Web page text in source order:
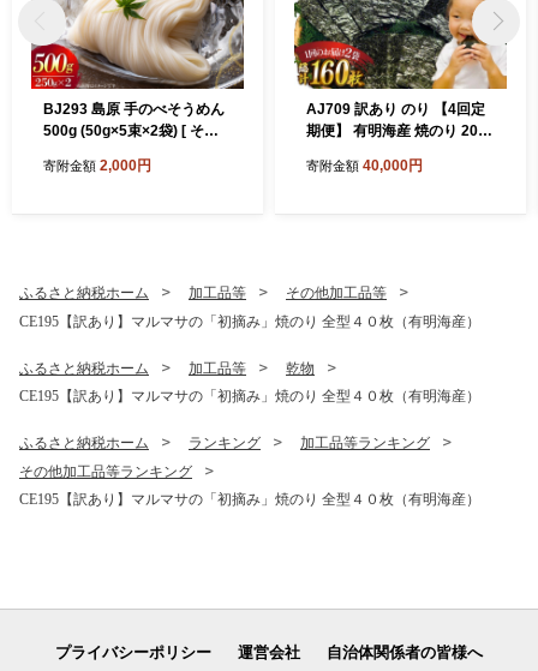
BJ293 島原 手のべそうめん
500g (50g×5束×2袋) [ そう
うめん 島原素麺 麺 乾麺 国内
寄附金額 2,000円
AJ709 訳あり のり 【4回定
期便】 有明海産 焼のり 20枚
アリ おにぎり ご飯 手巻き寿
寄附金額 40,000円
ふるさと納税ホーム 加工品等
その他加工品等
CE195【訳あり】マルマサの「初摘み」焼のり 全型４０枚（有明海産）
ふるさと納税ホーム 加工品等
乾物
CE195【訳あり】マルマサの「初摘み」焼のり 全型４０枚（有明海産）
ふるさと納税ホーム ランキング
加工品等ランキング
その他加工品等ランキング
CE195【訳あり】マルマサの「初摘み」焼のり 全型４０枚（有明海産）
プライバシーポリシー 運営会社 自治体関係者の皆様へ